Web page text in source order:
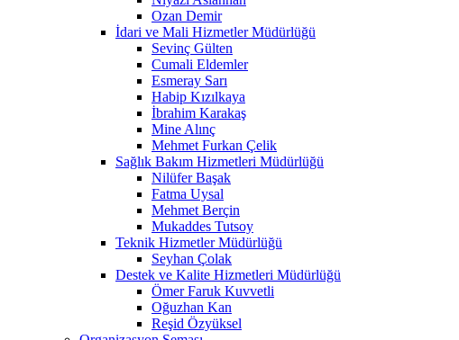
Ozan Demir
İdari ve Mali Hizmetler Müdürlüğü
Sevinç Gülten
Cumali Eldemler
Esmeray Sarı
Habip Kızılkaya
İbrahim Karakaş
Mine Alınç
Mehmet Furkan Çelik
Sağlık Bakım Hizmetleri Müdürlüğü
Nilüfer Başak
Fatma Uysal
Mehmet Berçin
Mukaddes Tutsoy
Teknik Hizmetler Müdürlüğü
Seyhan Çolak
Destek ve Kalite Hizmetleri Müdürlüğü
Ömer Faruk Kuvvetli
Oğuzhan Kan
Reşid Özyüksel